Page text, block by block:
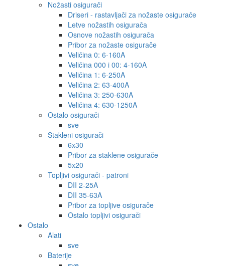
Nožasti osigurači
Driseri - rastavljači za nožaste osigurače
Letve nožastih osigurača
Osnove nožastih osigurača
Pribor za nožaste osigurače
Veličina 0: 6-160A
Veličina 000 i 00: 4-160A
Veličina 1: 6-250A
Veličina 2: 63-400A
Veličina 3: 250-630A
Veličina 4: 630-1250A
Ostalo osigurači
sve
Stakleni osigurači
6x30
Pribor za staklene osigurače
5x20
Topljivi osigurači - patroni
DII 2-25A
DII 35-63A
Pribor za topljive osigurače
Ostalo topljivi osigurači
Ostalo
Alati
sve
Baterije